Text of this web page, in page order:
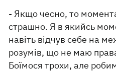
- Якщо чесно, то
страшно. Я в якийсь
навіть відчув себе на
розумів, що не маю
Боїмося трохи, але